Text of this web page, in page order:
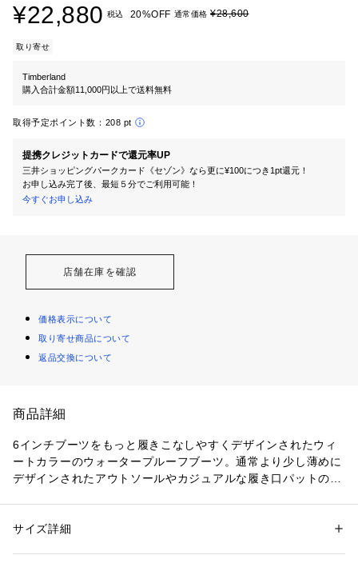
¥22,880 税込 20%OFF 通常価格 ¥28,600
取り寄せ
Timberland
購入合計金額11,000円以上で送料無料
取得予定ポイント数： 208 pt
提携クレジットカードで還元率UP
三井ショッピングパークカード《セゾン》なら更に¥100につき1pt還元！
お申し込み完了後、最短５分でご利用可能！
今すぐお申し込み
店舗在庫を確認
価格表示について
取り寄せ商品について
返品交換について
商品詳細
6インチブーツをもっと履きこなしやすくデザインされたウィ
ートカラーのウォータープルーフブーツ。通常より少し薄めに
デザインされたアウトソールやカジュアルな履き口パットのデ
機能はそのまま。アウトドアシーンから街履き、レインブーツ
性別：レディース
素材：ヌバックレザー
サイズ詳細